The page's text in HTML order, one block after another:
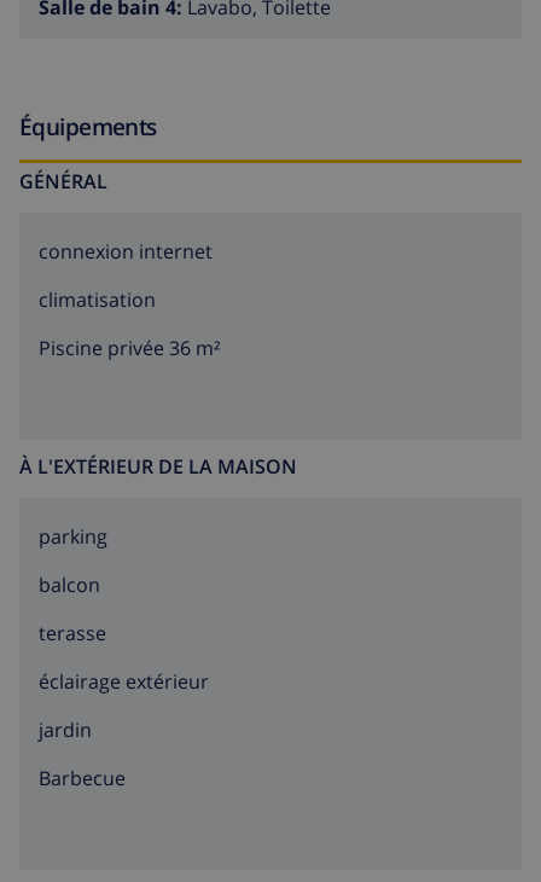
Salle de bain 4: Lavabo, Toilette
Équipements
GÉNÉRAL
connexion internet
climatisation
Piscine privée 36 m²
À L'EXTÉRIEUR DE LA MAISON
parking
balcon
terasse
éclairage extérieur
jardin
barbecue